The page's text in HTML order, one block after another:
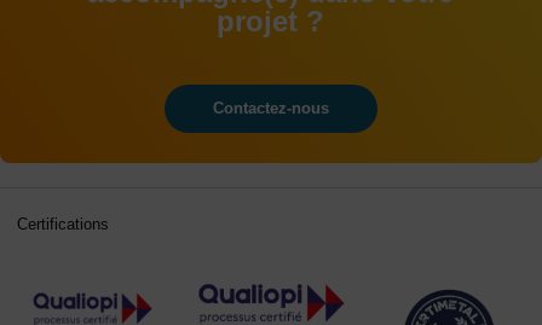
projet ?
Contactez-nous
Certifications